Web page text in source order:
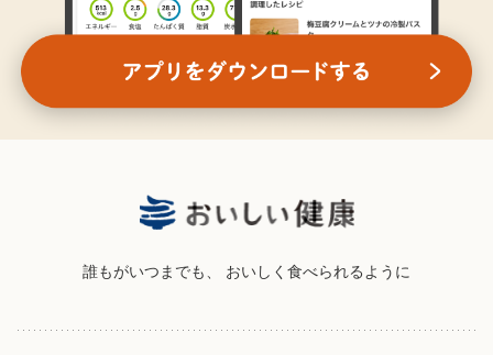
誰もがいつまでも、 おいしく食べられるように